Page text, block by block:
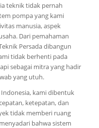
teknik tidak pernah
pompa yang kami
manusia, aspek
Dari pemahaman
Persada dibangun
tidak berhenti pada
sebagai mitra yang hadir
yang utuh.
kami dibentuk
ketepatan, dan
tidak memberi ruang
bahwa sistem